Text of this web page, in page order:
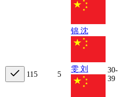
11 5 5
锦 沈
雯 刘
30-
39